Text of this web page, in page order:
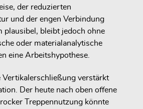
der reduzierten
und der engen Verbindung
plausibel, bleibt jedoch ohne
oder materialanalytische
eine Arbeitshypothese.
Vertikalerschließung verstärkt
Der heute nach oben offene
Treppennutzung könnte